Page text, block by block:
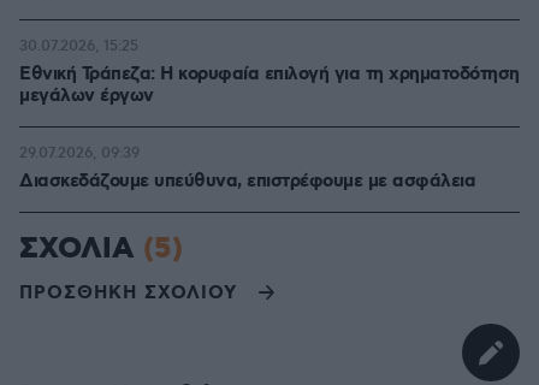
Εθνική Τράπεζα: Η κορυφαία επιλογή για τη χρηματοδότηση
μεγάλων έργων
30.07.2026, 15:25
Διασκεδάζουμε υπεύθυνα, επιστρέφουμε με ασφάλεια
29.07.2026, 09:39
ΣΧΟΛΙΑ (5)
ΠΡΟΣΘΗΚΗ ΣΧΟΛΙΟΥ